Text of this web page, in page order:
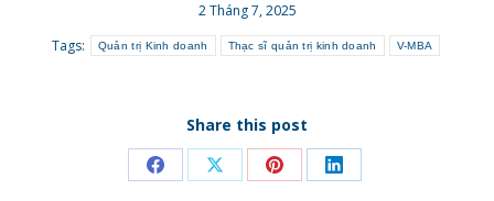
2 Tháng 7, 2025
Tags:
Quản trị Kinh doanh Thạc sĩ quản trị kinh doanh V-MBA
Share this post
Share Share Share Share